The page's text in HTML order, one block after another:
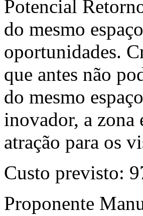
Potencial
do mesmo
oportunidades.
que antes não
do mesmo
inovador, a zona
atração para os
Custo previsto:
Proponente